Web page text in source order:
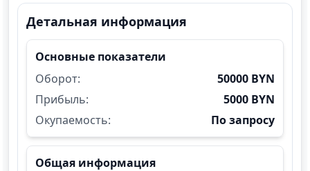
Детальная информация
Основные показатели
Оборот:
50000 BYN
Прибыль:
5000 BYN
Окупаемость:
По запросу
Общая информация